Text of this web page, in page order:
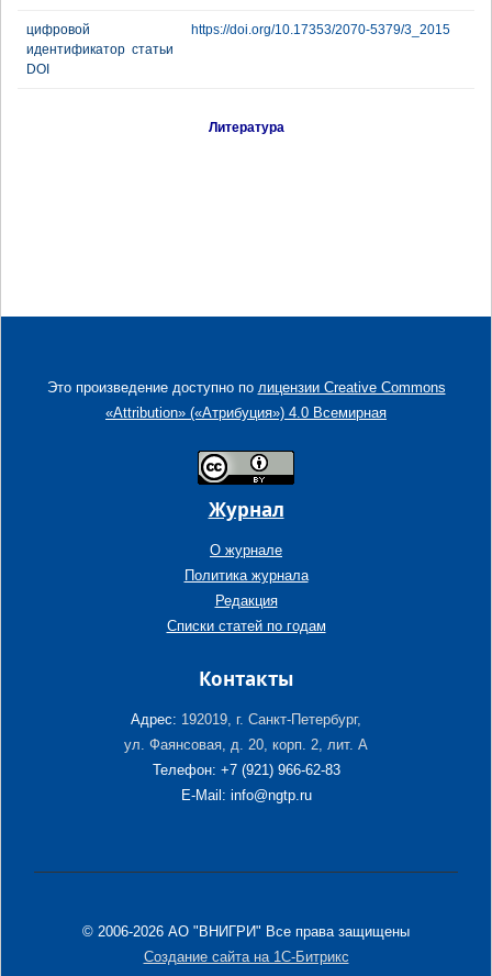
цифровой
идентификатор статьи
DOI
https://doi.org/10.17353/2070-5379/3_2015
Литература
Это произведение доступно по лицензии Creative Commons
«Attribution» («Атрибуция») 4.0 Всемирная
Журнал
О журнале
Политика журнала
Редакция
Списки статей по годам
Контакты
Адрес: 192019, г. Санкт-Петербург,
ул. Фаянсовая, д. 20, корп. 2, лит. А
Телефон: +7 (921) 966-62-83
E-Mail: info@ngtp.ru
© 2006-2026 АО "ВНИГРИ" Все права защищены
Создание сайта на 1С-Битрикс